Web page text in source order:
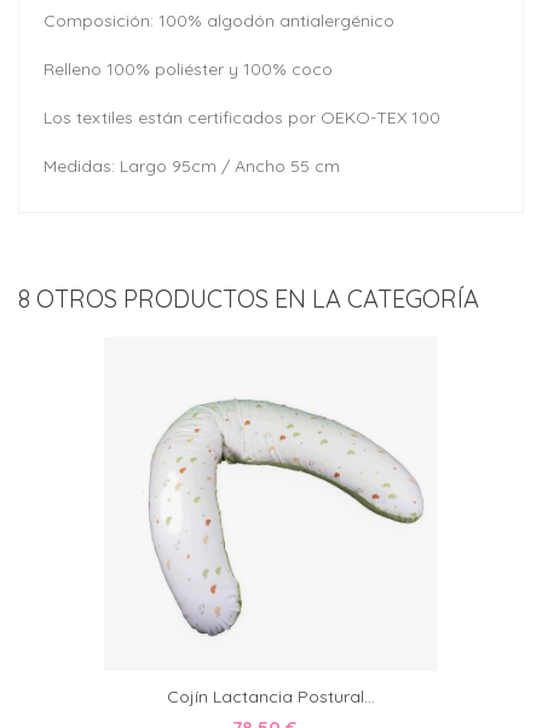
Composición: 100% algodón antialergénico
Relleno 100% poliéster y 100% coco
Los textiles están certificados por OEKO-TEX 100
Medidas: Largo 95cm / Ancho 55 cm
8 OTROS PRODUCTOS EN LA CATEGORÍA
Cojín Lactancia Postural...